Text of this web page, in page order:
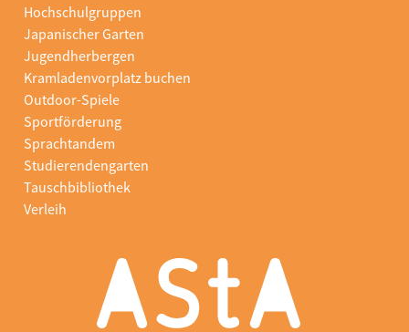
Hochschulgruppen
Japanischer Garten
Jugendherbergen
Kramladenvorplatz buchen
Outdoor-Spiele
Sportförderung
Sprachtandem
Studierendengarten
Tauschbibliothek
Verleih